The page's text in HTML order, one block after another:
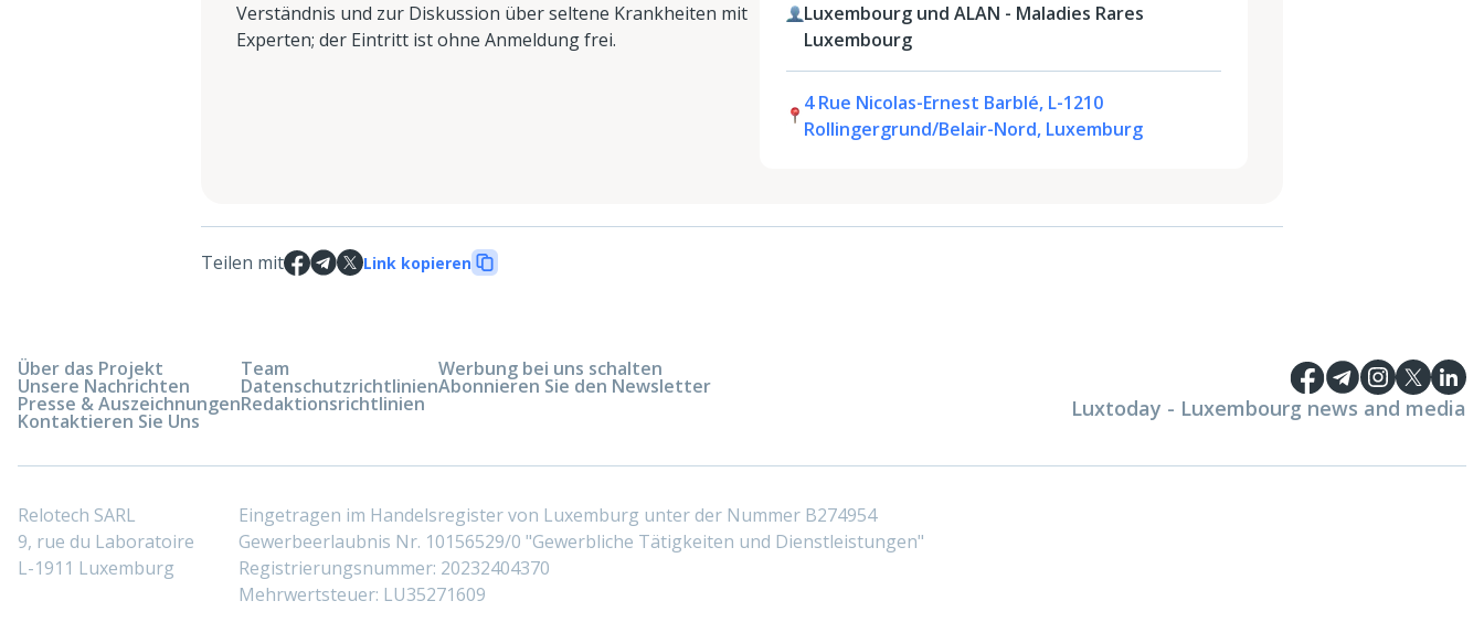
Verständnis und zur Diskussion über seltene Krankheiten mit
Experten; der Eintritt ist ohne Anmeldung frei.
Luxembourg und ALAN - Maladies Rares
Luxembourg
4 Rue Nicolas-Ernest Barblé, L-1210
Rollingergrund/Belair-Nord, Luxemburg
Teilen mit Link kopieren
Über das Projekt
Unsere Nachrichten
Presse & Auszeichnungen
Kontaktieren Sie Uns
Team
Datenschutzrichtlinien
Redaktionsrichtlinien
Werbung bei uns schalten
Abonnieren Sie den Newsletter
Luxtoday - Luxembourg news and media
Relotech SARL
9, rue du Laboratoire
L-1911 Luxemburg
Eingetragen im Handelsregister von Luxemburg unter der Nummer B274954
Gewerbeerlaubnis Nr. 10156529/0 "Gewerbliche Tätigkeiten und Dienstleistungen"
Registrierungsnummer: 20232404370
Mehrwertsteuer: LU35271609